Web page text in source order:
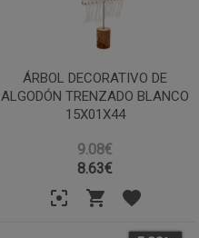
ÁRBOL DECORATIVO DE
ALGODÓN TRENZADO BLANCO
15X01X44
9.08€
8.63€